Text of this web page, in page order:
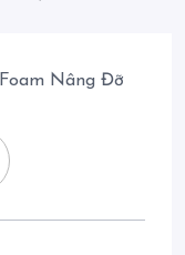
Nâng Đỡ